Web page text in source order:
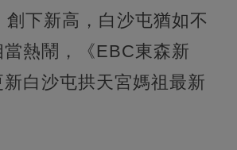
創下新高，白沙屯猶如不
熱鬧，《EBC東森新
白沙屯拱天宮媽祖最新